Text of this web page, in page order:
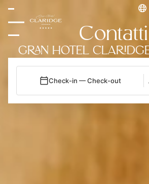
Contatti
GRAN HOTEL
Check-in — Check-out